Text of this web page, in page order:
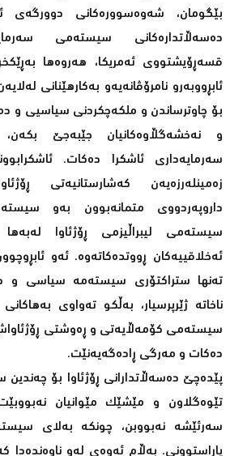
بێگومان، شەوەسوورەکانی دوورگەی
دەسەڵاتدارەکانی سیستەمی
قسەڕۆیشتووی ئەمریکا، هەروەها
ئابڕووبەرو نامرۆڤانەیەو بەکارهێنانی
بۆ چاوترساندن و ملکەچکردنی سیاسیی و
و نەخشەگڵاوەکانیان جێبەجێ
سەرمایەداری ئاشکرا دەکات.
زەمینلەرزەیەن کەشارستانیەتی
داروپەردووی متمانەبوون بەو
سیستەمی لیبراڵیزمی ڕۆژئاوا
ئەخلاقییەکان ڕووتدەکاتەوە. ئەو
تەنها ستراکتۆری سیستەمە سیاسی و
ناخاتە ژێرپرسیار، بەڵکو تەواوی
سیستەمی کۆمەڵایەتی و ڕەوشتی
دەکات و مەرگی ڕادەگەیەنێت.
پێدەچێ دەسەڵاتدارانی ڕۆژئاوا بۆ چەندین
تێوەگلاون و مێشێک مێوانیان
سەرئێشە نەبووبن، چونکە بەلای
پاراستوونی. بەڵام ئەوەی لەو